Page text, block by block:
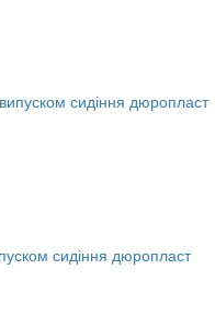
сидіння дюропласт